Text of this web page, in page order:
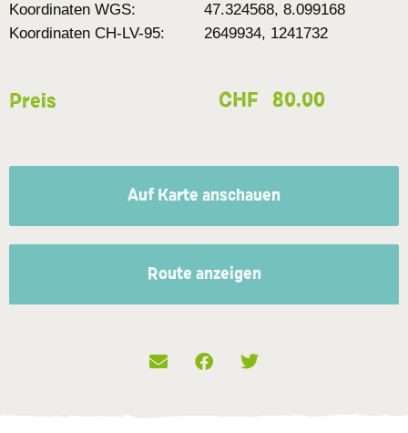
Koordinaten WGS:
47.324568, 8.099168
Koordinaten CH-LV-95:
2649934, 1241732
Preis CHF 80.00
Auf Karte anschauen
Route anzeigen